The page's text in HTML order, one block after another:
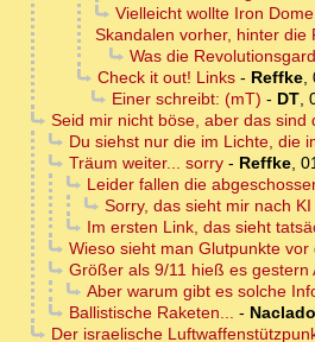
Vielleicht wollte Iron
Skandalen vorher, hinter die
Was die
Check it out! Links- Reffke,
Einer schreibt: (mT) - DT,
Seid mir nicht böse, aber das sind
Du siehst nur die im Lichte, die
Träum weiter... sorry- Reffke,
Leider fallen die
Sorry, das sieht mir nach
Im ersten Link, das sieht
Wieso sieht man Glutpunkte vor
Größer als 9/11 hieß es gestern
Aber warum gibt es solche
Ballistische Raketen... -
Der israelische